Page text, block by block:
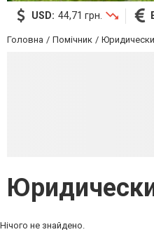
USD: 44,71 грн.
Головна Помічник
Нічого не знайдено.